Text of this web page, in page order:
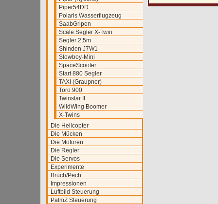
Piper54DD
Polaris Wasserflugzeug
SaabGripen
Scale Segler X-Twin
Segler 2,5m
Shinden J7W1
Slowboy-Mini
SpaceScooter
Start 880 Segler
TAXI (Graupner)
Toro 900
Twinstar II
WildWing Boomer
X-Twins
Die Helicopter
Die Mücken
Die Motoren
Die Regler
Die Servos
Experimente
Bruch/Pech
Impressionen
Luftbild Steuerung
PalmZ Steuerung